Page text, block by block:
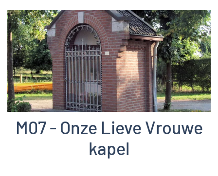
M07 - Onze Lieve Vrouwe
kapel